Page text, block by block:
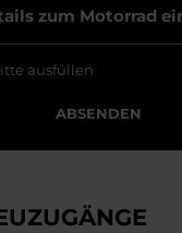
zum Motorrad
ausfüllen
ABSENDEN